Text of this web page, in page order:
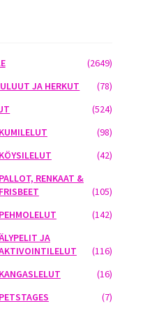
(2649)
JA HERKUT
(78)
(524)
KUMILELUT
(98)
KÖYSILELUT
(42)
PALLOT, RENKAAT &
FRISBEET
(105)
PEHMOLELUT
(142)
JA
(116)
KANGASLELUT
(16)
PETSTAGES
(7)